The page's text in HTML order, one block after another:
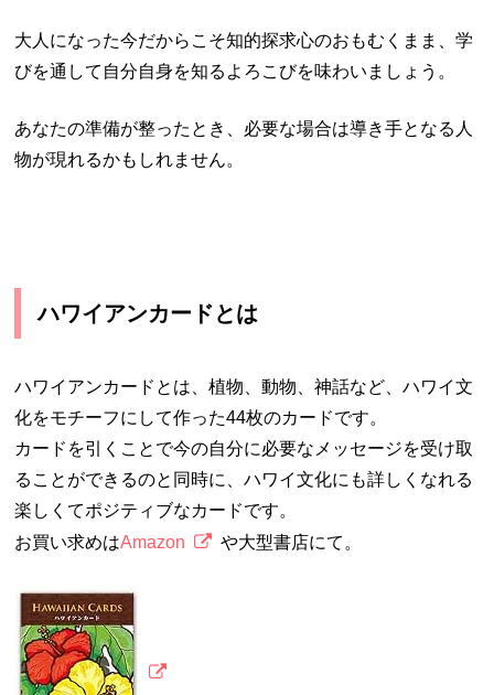
大人になった今だからこそ知的探求心のおもむくまま、学
びを通して自分自身を知るよろこびを味わいましょう。
あなたの準備が整ったとき、必要な場合は導き手となる人
物が現れるかもしれません。
ハワイアンカードとは
ハワイアンカードとは、植物、動物、神話など、ハワイ文
化をモチーフにして作った44枚のカードです。
カードを引くことで今の自分に必要なメッセージを受け取
ることができるのと同時に、ハワイ文化にも詳しくなれる
楽しくてポジティブなカードです。
お買い求めはAmazon や大型書店にて。